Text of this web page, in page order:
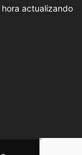
actualizando